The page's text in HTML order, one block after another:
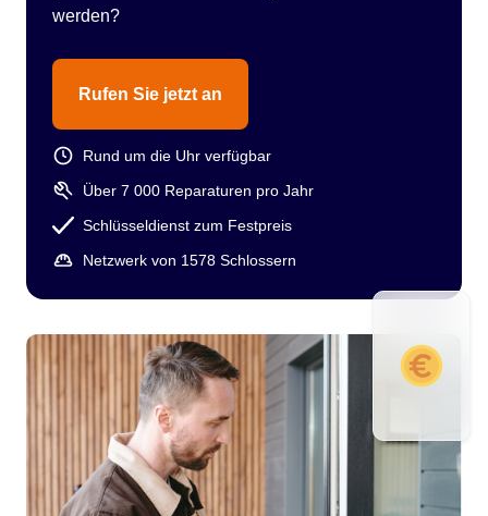
werden?
Rufen Sie jetzt an
Rund um die Uhr verfügbar
Über 7 000 Reparaturen pro Jahr
Schlüsseldienst zum Festpreis
Netzwerk von 1578 Schlossern